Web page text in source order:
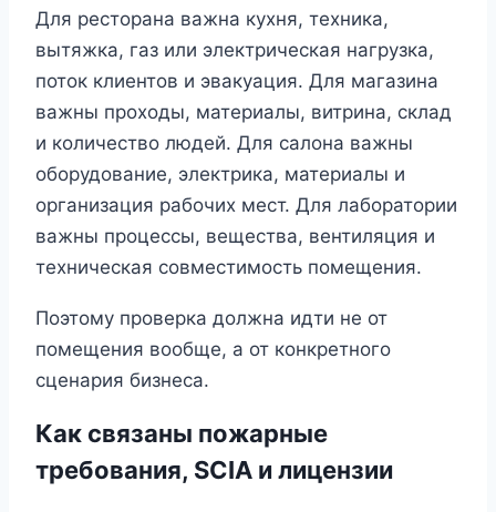
Для ресторана важна кухня, техника,
вытяжка, газ или электрическая нагрузка,
поток клиентов и эвакуация. Для магазина
важны проходы, материалы, витрина, склад
и количество людей. Для салона важны
оборудование, электрика, материалы и
организация рабочих мест. Для лаборатории
важны процессы, вещества, вентиляция и
техническая совместимость помещения.
Поэтому проверка должна идти не от
помещения вообще, а от конкретного
сценария бизнеса.
Как связаны пожарные
требования, SCIA и лицензии